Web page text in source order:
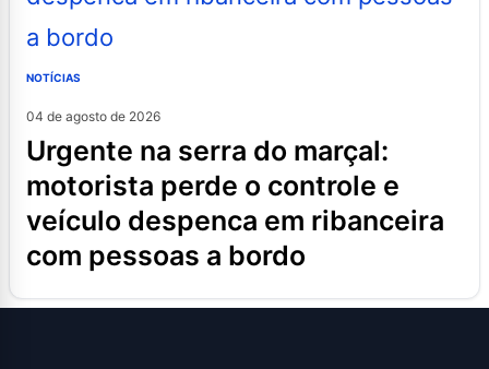
NOTÍCIAS
04 de agosto de 2026
urgente na serra do marçal:
motorista perde o controle e
veículo despenca em ribanceira
com pessoas a bordo